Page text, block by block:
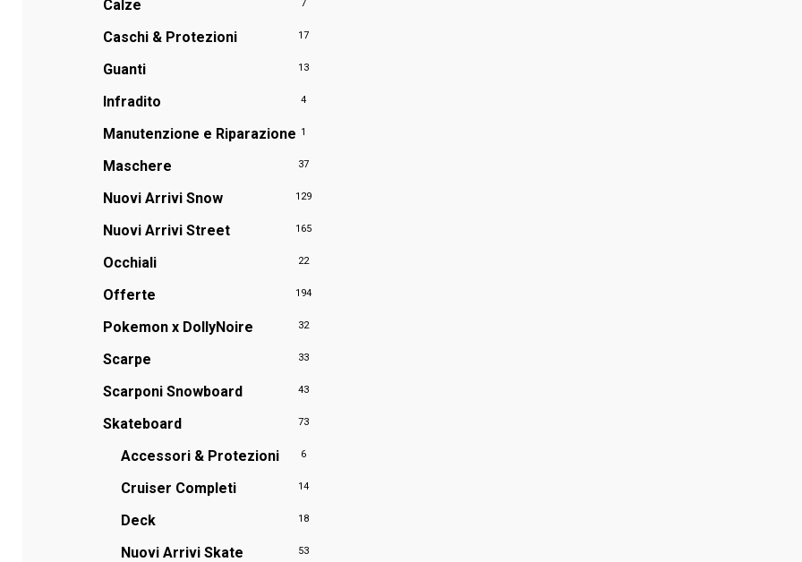
Calze 7
Caschi & Protezioni 17
Guanti 13
Infradito 4
Manutenzione e Riparazione 1
Maschere 37
Nuovi Arrivi Snow 129
Nuovi Arrivi Street 165
Occhiali 22
Offerte 194
Pokemon x DollyNoire 32
Scarpe 33
Scarponi Snowboard 43
Skateboard 73
Accessori & Protezioni 6
Cruiser Completi 14
Deck 18
Nuovi Arrivi Skate 53